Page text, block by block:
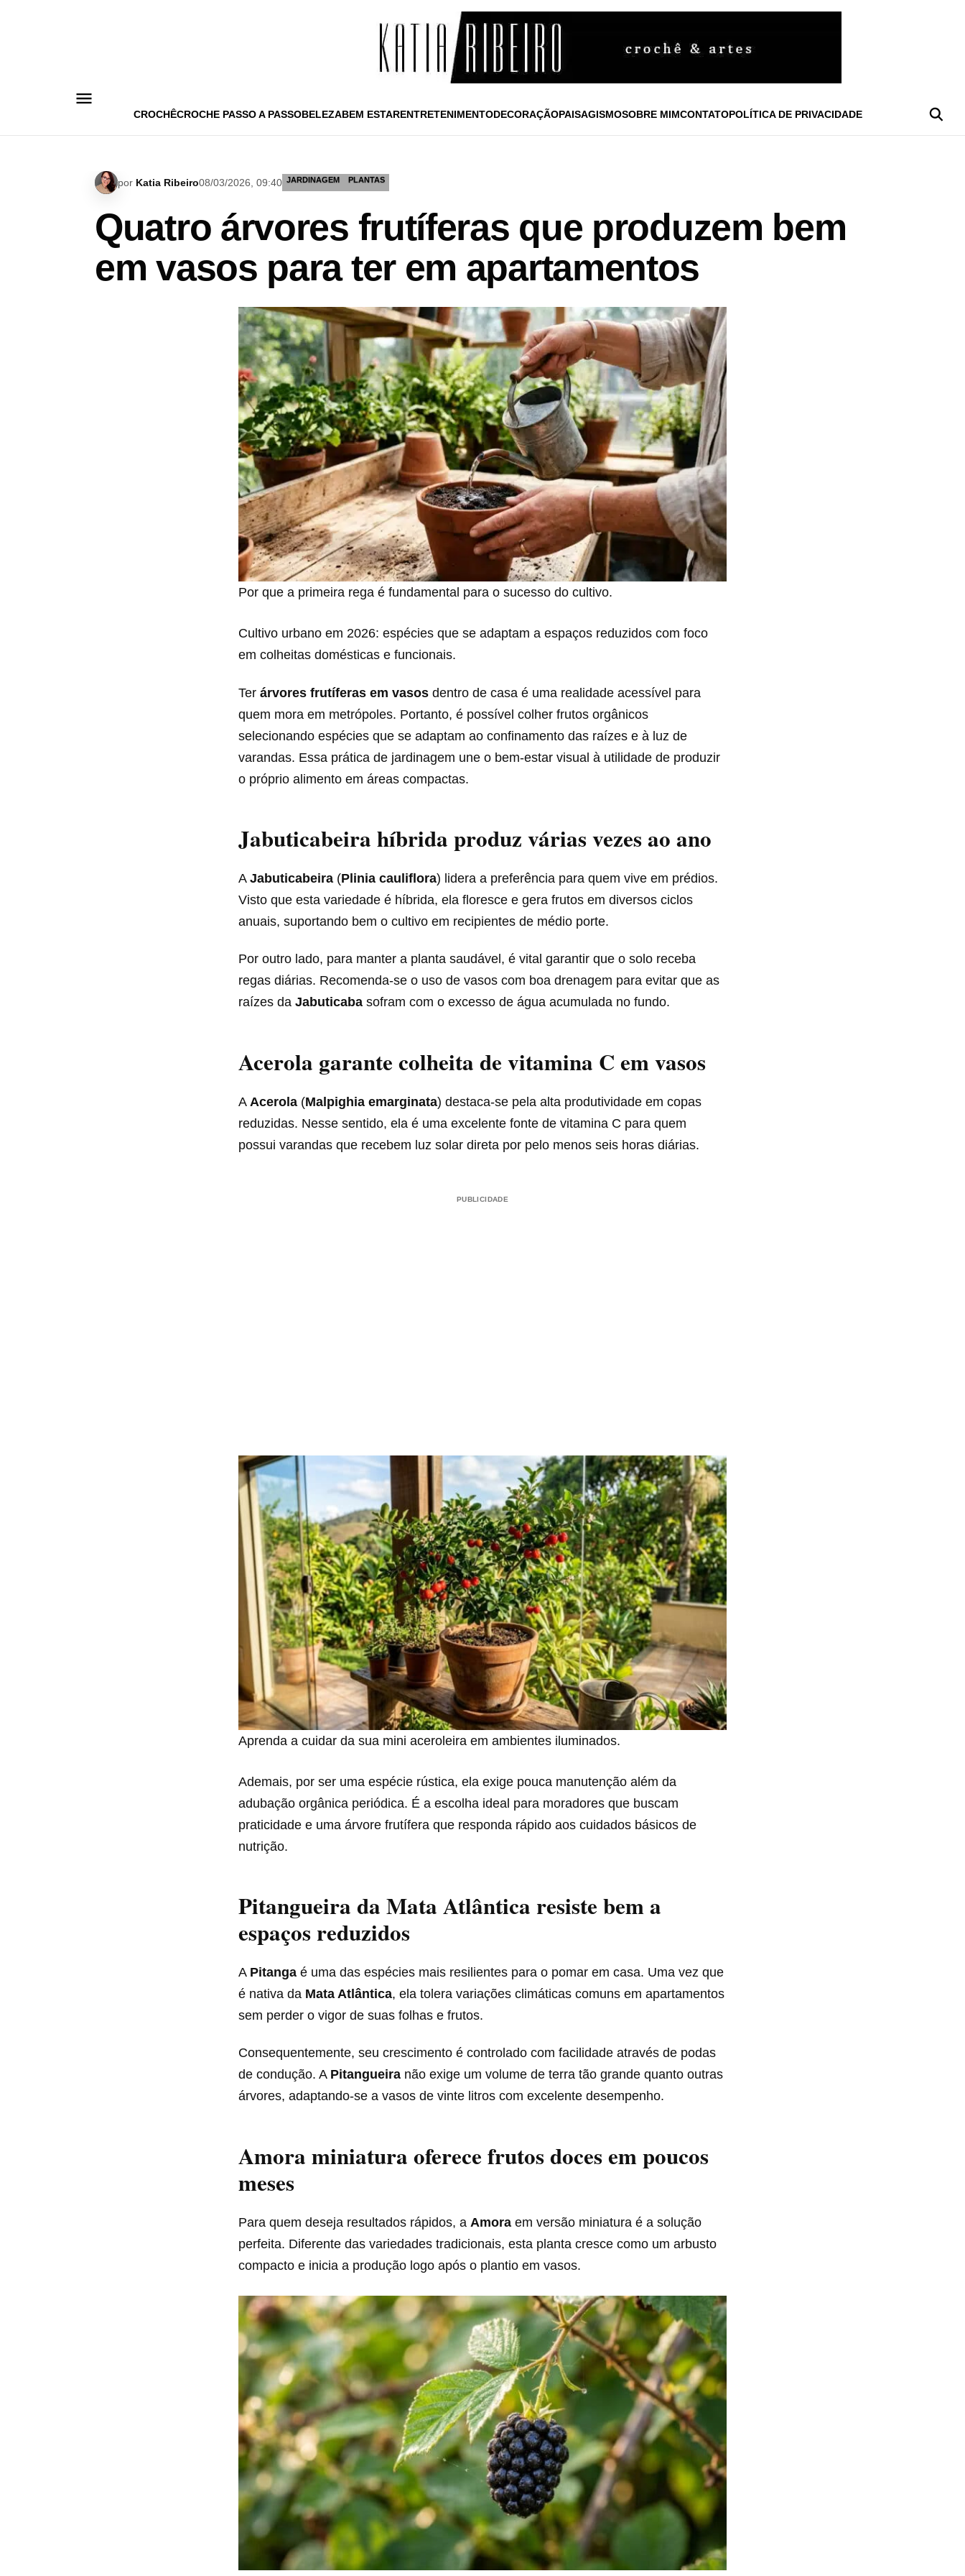
CROCHÊCROCHE PASSO A PASSOBELEZABEM ESTARENTRETENIMENTODECORAÇÃOPAISAGISMOSOBRE MIMCONTATOPOLÍTICA DE PRIVACIDADE
por Katia Ribeiro08/03/2026, 09:40 JARDINAGEM PLANTAS
Quatro árvores frutíferas que produzem bem
em vasos para ter em apartamentos
Por que a primeira rega é fundamental para o sucesso do cultivo.
Cultivo urbano em 2026: espécies que se adaptam a espaços reduzidos com foco
em colheitas domésticas e funcionais.
Ter árvores frutíferas em vasos dentro de casa é uma realidade acessível para
quem mora em metrópoles. Portanto, é possível colher frutos orgânicos
selecionando espécies que se adaptam ao confinamento das raízes e à luz de
varandas. Essa prática de jardinagem une o bem-estar visual à utilidade de produzir
o próprio alimento em áreas compactas.
Jabuticabeira híbrida produz várias vezes ao ano
A Jabuticabeira (Plinia cauliflora) lidera a preferência para quem vive em prédios.
Visto que esta variedade é híbrida, ela floresce e gera frutos em diversos ciclos
anuais, suportando bem o cultivo em recipientes de médio porte.
Por outro lado, para manter a planta saudável, é vital garantir que o solo receba
regas diárias. Recomenda-se o uso de vasos com boa drenagem para evitar que as
raízes da Jabuticaba sofram com o excesso de água acumulada no fundo.
Acerola garante colheita de vitamina C em vasos
A Acerola (Malpighia emarginata) destaca-se pela alta produtividade em copas
reduzidas. Nesse sentido, ela é uma excelente fonte de vitamina C para quem
possui varandas que recebem luz solar direta por pelo menos seis horas diárias.
PUBLICIDADE
Aprenda a cuidar da sua mini aceroleira em ambientes iluminados.
Ademais, por ser uma espécie rústica, ela exige pouca manutenção além da
adubação orgânica periódica. É a escolha ideal para moradores que buscam
praticidade e uma árvore frutífera que responda rápido aos cuidados básicos de
nutrição.
Pitangueira da Mata Atlântica resiste bem a
espaços reduzidos
A Pitanga é uma das espécies mais resilientes para o pomar em casa. Uma vez que
é nativa da Mata Atlântica, ela tolera variações climáticas comuns em apartamentos
sem perder o vigor de suas folhas e frutos.
Consequentemente, seu crescimento é controlado com facilidade através de podas
de condução. A Pitangueira não exige um volume de terra tão grande quanto outras
árvores, adaptando-se a vasos de vinte litros com excelente desempenho.
Amora miniatura oferece frutos doces em poucos
meses
Para quem deseja resultados rápidos, a Amora em versão miniatura é a solução
perfeita. Diferente das variedades tradicionais, esta planta cresce como um arbusto
compacto e inicia a produção logo após o plantio em vasos.